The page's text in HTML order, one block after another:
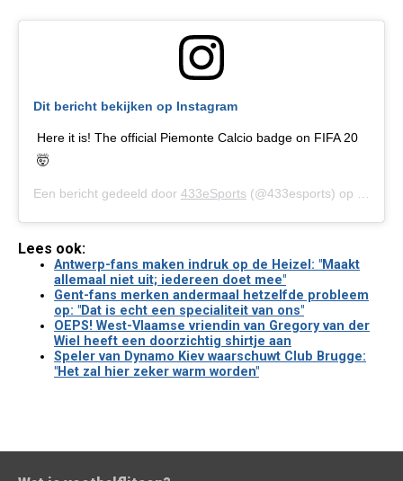
Dit bericht bekijken op Instagram
Here it is! The official Piemonte Calcio badge on FIFA 20
🤯
Een bericht gedeeld door 433eSports (@433esports) op
Lees ook:
Antwerp-fans maken indruk op de Heizel: "Maakt
allemaal niet uit; iedereen doet mee"
Gent-fans merken andermaal hetzelfde probleem
op: "Dat is echt een specialiteit van ons"
OEPS! West-Vlaamse vriendin van Gregory van der
Wiel heeft een doorzichtig shirtje aan
Speler van Dynamo Kiev waarschuwt Club Brugge:
"Het zal hier zeker warm worden"